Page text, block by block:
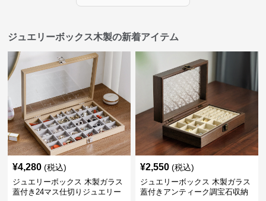
ジュエリーボックス木製の新着アイテム
¥4,280 (税込)
ジュエリーボックス 木製ガラス
蓋付き24マス仕切りジュエリー
¥2,550 (税込)
ジュエリーボックス 木製ガラス
蓋付きアンティーク調宝石収納